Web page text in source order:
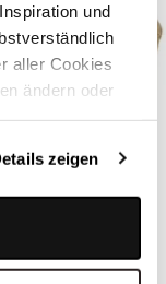
und
aller Cookies
ändern oder
zeigen